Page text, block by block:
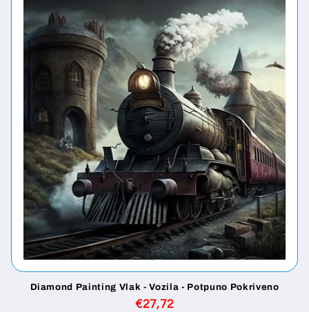
a
Diamond Painting Vlak - Vozila - Potpuno Pokriveno
Redovna
€27,72